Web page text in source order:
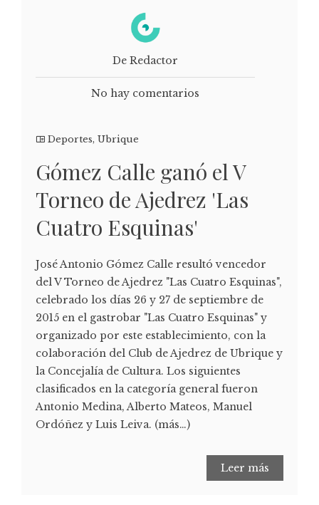
De Redactor
No hay comentarios
Deportes, Ubrique
Gómez Calle ganó el V
Torneo de Ajedrez 'Las
Cuatro Esquinas'
José Antonio Gómez Calle resultó vencedor
del V Torneo de Ajedrez "Las Cuatro Esquinas",
celebrado los días 26 y 27 de septiembre de
2015 en el gastrobar "Las Cuatro Esquinas" y
organizado por este establecimiento, con la
colaboración del Club de Ajedrez de Ubrique y
la Concejalía de Cultura. Los siguientes
clasificados en la categoría general fueron
Antonio Medina, Alberto Mateos, Manuel
Ordóñez y Luis Leiva. (más…)
Leer más